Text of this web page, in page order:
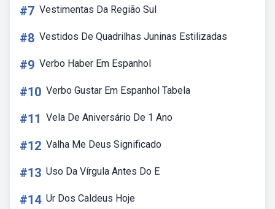
#7 Vestimentas Da Região Sul
#8 Vestidos De Quadrilhas Juninas Estilizadas
#9 Verbo Haber Em Espanhol
#10 Verbo Gustar Em Espanhol Tabela
#11 Vela De Aniversário De 1 Ano
#12 Valha Me Deus Significado
#13 Uso Da Vírgula Antes Do E
#14 Ur Dos Caldeus Hoje